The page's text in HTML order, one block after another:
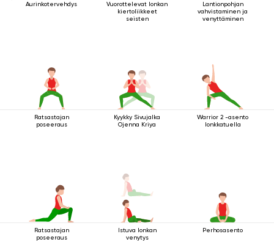
Aurinkotervehdys
Vuorottelevat lonkan
kiertoliikkeet
seisten
Lantionpohjan
vahvistaminen ja
venyttäminen
Ratsastajan
poseeraus
Kyykky Sivujalka
Ojenna Kriya
Warrior 2 -asento
lonkkatuella
Ratsastajan
poseeraus
Istuva lonkan
venytys
Perhosasento